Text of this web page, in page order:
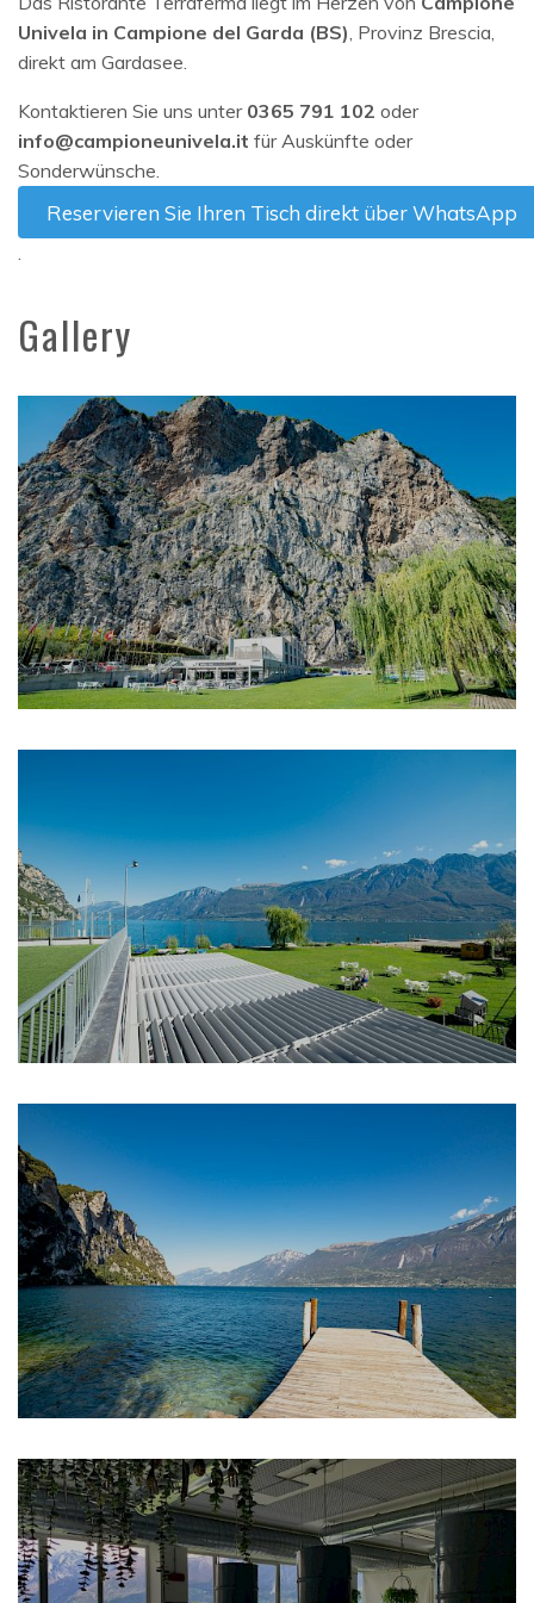
Univela in Campione del Garda (BS), Provinz Brescia,
direkt am Gardasee.
Kontaktieren Sie uns unter 0365 791 102 oder
info@campioneunivela.it für Auskünfte oder
Sonderwünsche.
Reservieren Sie Ihren Tisch direkt über WhatsApp
Gallery